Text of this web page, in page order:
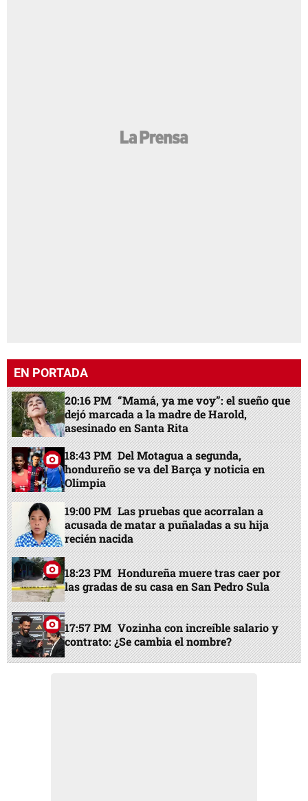
EN PORTADA
20:16 PM “Mamá, ya me voy”: el sueño que
dejó marcada a la madre de Harold,
asesinado en Santa Rita
18:43 PM Del Motagua a segunda,
hondureño se va del Barça y noticia en
Olimpia
19:00 PM Las pruebas que acorralan a
acusada de matar a puñaladas a su hija
recién nacida
18:23 PM Hondureña muere tras caer por
las gradas de su casa en San Pedro Sula
17:57 PM Vozinha con increíble salario y
contrato: ¿Se cambia el nombre?